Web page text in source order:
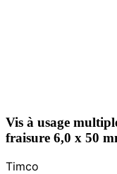
Vis à usage
fraisure 6,0 x 50
Timco